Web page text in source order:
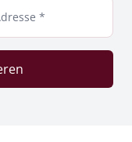
*